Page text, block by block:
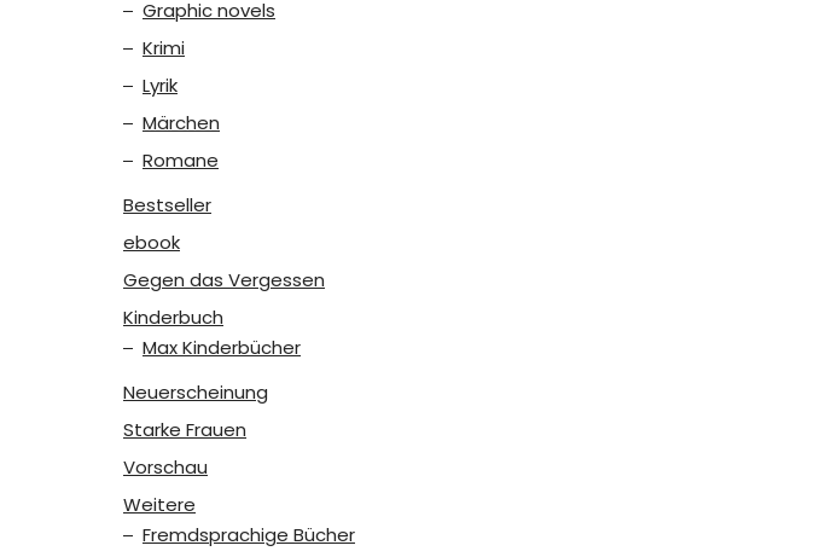
Graphic novels
Krimi
Lyrik
Märchen
Romane
Bestseller
ebook
Gegen das Vergessen
Kinderbuch
Max Kinderbücher
Neuerscheinung
Starke Frauen
Vorschau
Weitere
Fremdsprachige Bücher